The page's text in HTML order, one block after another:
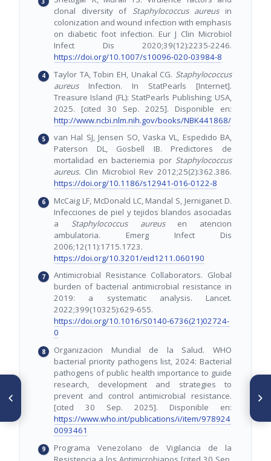
clonal diversity of Staphylococcus aureusin
colonization and wound infection with emphasis
on diabetic foot infection. Eur J Clin Microbiol
Infect Dis 2020;39(12):2235-2246.
https://doi.org/10.1007/s10096-020-03984-8
Taylor TA, Tobin EH, Unakal CG. Staphylococcus
aureusInfection. In StatPearls [Internet].
Treasure Island (FL): StatPearls Publishing; USA,
2025. [cited 30 Sep. 2025]. Disponible en:
http://www.ncbi.nlm.nih.gov/books/NBK441868/
van Hal SJ, Jensen SO, Vaska VL, Espedido BA,
Paterson DL, Gosbell IB. Predictores de
mortalidad en bacteriemia por Staphylococcus
aureus. Clin Microbiol Rev 2012;25(2):362.386.
https://doi.org/10.1186/s12941-016-0122-8
McCaig LF, McDonald LC, Mandal S, Jerniganet D.
Infecciones de piel y tejidos blandos asociadas
a Staphylococcus aureusen atencion
ambulatoria. Emerg Infect Dis
2006;12(11):1715.1723.
https://doi.org/10.3201/eid1211.060190
Antimicrobial Resistance Collaborators. Global
burden of bacterial antimicrobial resistance in
2019: a systematic analysis. Lancet.
2022;399(10325):629-655.
https://doi.org/10.1016/S0140-6736(21)02724-
0
Organizacion Mundial de la Salud. WHO
bacterial priority pathogens list, 2024: Bacterial
pathogens of public health importance to guide
research, development and strategies to
prevent and control antimicrobial resistance.
[cited 30 Sep. 2025]. Disponible en:
https://www.who.int/publications/i/item/978924
0093461
Programa Venezolano de Vigilancia de la
ARTÍCULO ANTERIOR
Detección de genes de
carbapenemasas en aislados
clínicos de Acinetobacter
baumannii
SIGUIENTE ARTÍCULO
Resazurina como indicador
colorimétrico en la
susceptibilidad a biopelículas
sésiles de Candida spp.,
frente a fluconazol